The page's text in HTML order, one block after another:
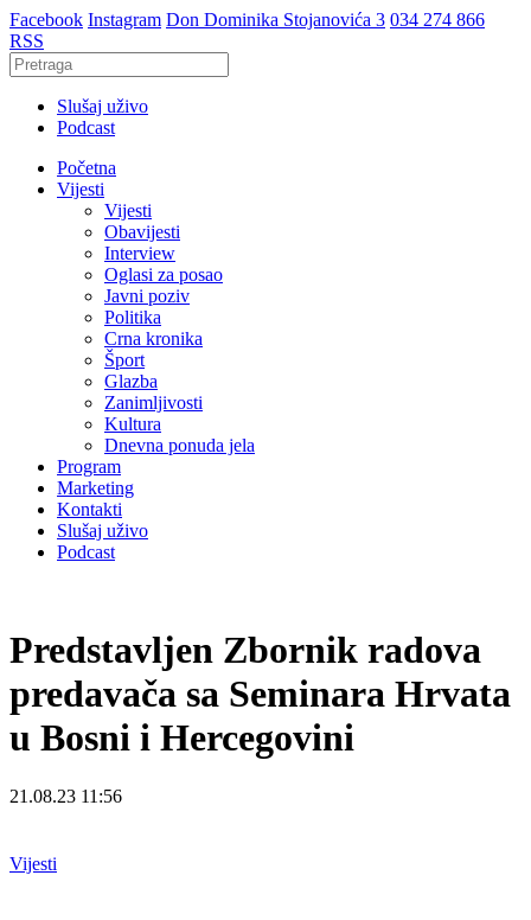
Facebook Instagram Don Dominika Stojanovića 3 034 274 866
RSS
Slušaj uživo
Podcast
Početna
Vijesti
Vijesti
Obavijesti
Interview
Oglasi za posao
Javni poziv
Politika
Crna kronika
Šport
Glazba
Zanimljivosti
Kultura
Dnevna ponuda jela
Program
Marketing
Kontakti
Slušaj uživo
Podcast
Predstavljen Zbornik radova
predavača sa Seminara Hrvata
u Bosni i Hercegovini
21.08.23 11:56
Vijesti